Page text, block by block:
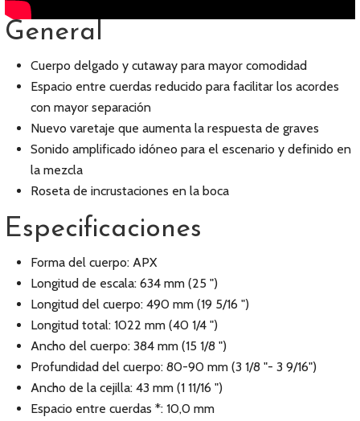
General
Cuerpo delgado y cutaway para mayor comodidad
Espacio entre cuerdas reducido para facilitar los acordes
con mayor separación
Nuevo varetaje que aumenta la respuesta de graves
Sonido amplificado idóneo para el escenario y definido en
la mezcla
Roseta de incrustaciones en la boca
Especificaciones
Forma del cuerpo: APX
Longitud de escala: 634 mm (25 ")
Longitud del cuerpo: 490 mm (19 5/16 ")
Longitud total: 1022 mm (40 1/4 ")
Ancho del cuerpo: 384 mm (15 1/8 ")
Profundidad del cuerpo: 80-90 mm (3 1/8 "- 3 9/16")
Ancho de la cejilla: 43 mm (1 11/16 ")
Espacio entre cuerdas *: 10,0 mm